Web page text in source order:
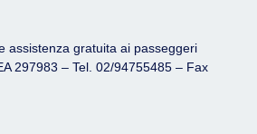
assistenza gratuita ai passeggeri
297983 – Tel. 02/94755485 – Fax